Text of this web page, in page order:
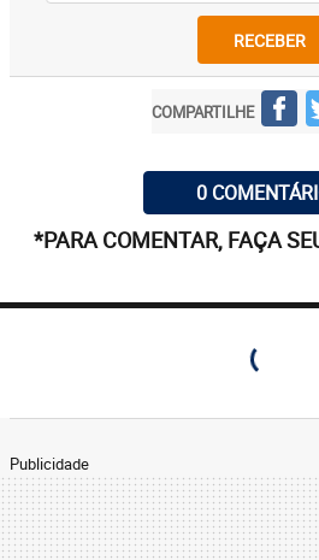
RECEBER
COMPARTILHE
0
*PARA COMENTAR, FAÇA
Publicidade